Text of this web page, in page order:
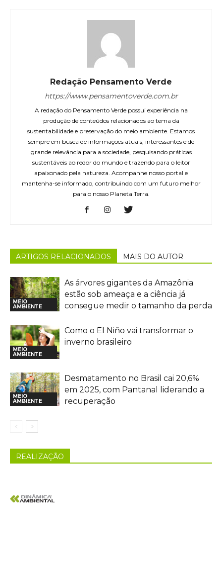
Redação Pensamento Verde
https://www.pensamentoverde.com.br
A redação do Pensamento Verde possui experiência na
produção de conteúdos relacionados ao tema da
sustentabilidade e preservação do meio ambiente. Estamos
sempre em busca de informações atuais, interessantes e de
grande relevância para a sociedade, pesquisando práticas
sustentáveis ao redor do mundo e trazendo para o leitor
apaixonado pela natureza. Acompanhe nosso portal e
mantenha-se informado, contribuindo com um futuro melhor
para o nosso Planeta Terra.
ARTIGOS RELACIONADOS MAIS DO AUTOR
MEIO
AMBIENTE
As árvores gigantes da Amazônia
estão sob ameaça e a ciência já
consegue medir o tamanho da perda
MEIO
AMBIENTE
Como o El Niño vai transformar o
inverno brasileiro
MEIO
AMBIENTE
Desmatamento no Brasil cai 20,6%
em 2025, com Pantanal liderando a
recuperação
REALIZAÇÃO